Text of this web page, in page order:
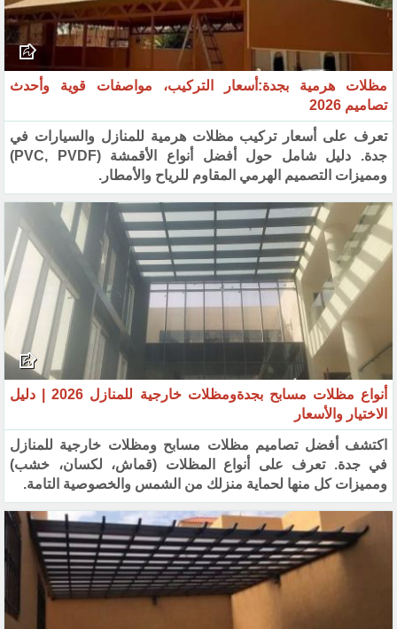
مظلات هرمية بجدة:أسعار التركيب، مواصفات قوية وأحدث
تصاميم 2026
تعرف على أسعار تركيب مظلات هرمية للمنازل والسيارات في
جدة. دليل شامل حول أفضل أنواع الأقمشة (PVC, PVDF)
ومميزات التصميم الهرمي المقاوم للرياح والأمطار.
أنواع مظلات مسابح بجدةومظلات خارجية للمنازل 2026 | دليل
الاختيار والأسعار
اكتشف أفضل تصاميم مظلات مسابح ومظلات خارجية للمنازل
في جدة. تعرف على أنواع المظلات (قماش، لكسان، خشب)
ومميزات كل منها لحماية منزلك من الشمس والخصوصية التامة.